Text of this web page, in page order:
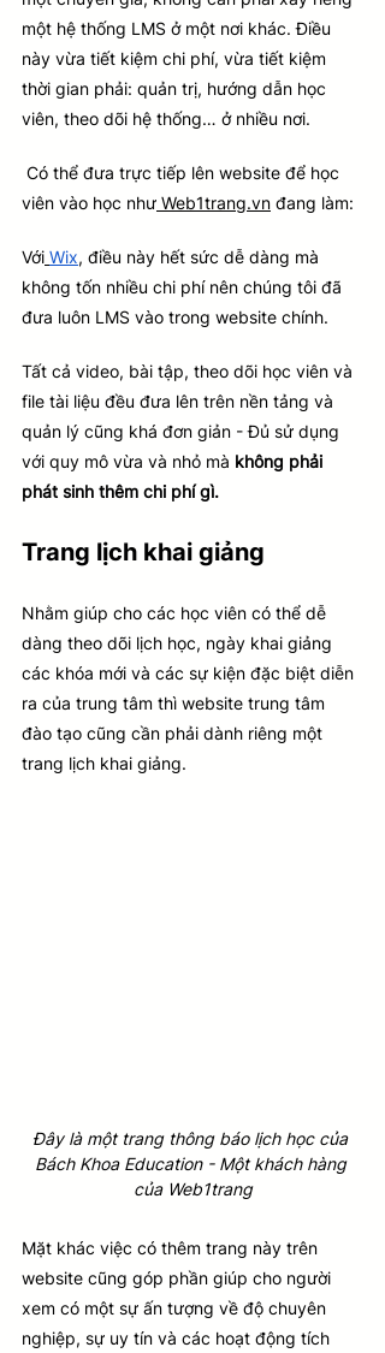
một hệ thống LMS ở một nơi khác. Điều
này vừa tiết kiệm chi phí, vừa tiết kiệm
thời gian phải: quản trị, hướng dẫn học
viên, theo dõi hệ thống… ở nhiều nơi.
Có thể đưa trực tiếp lên website để học
viên vào học như Web1trang.vn đang làm:
Với Wix, điều này hết sức dễ dàng mà
không tốn nhiều chi phí nên chúng tôi đã
đưa luôn LMS vào trong website chính.
Tất cả video, bài tập, theo dõi học viên và
file tài liệu đều đưa lên trên nền tảng và
quản lý cũng khá đơn giản - Đủ sử dụng
với quy mô vừa và nhỏ mà không phải
phát sinh thêm chi phí gì.
Trang lịch khai giảng
Nhằm giúp cho các học viên có thể dễ
dàng theo dõi lịch học, ngày khai giảng
các khóa mới và các sự kiện đặc biệt diễn
ra của trung tâm thì website trung tâm
đào tạo cũng cần phải dành riêng một
trang lịch khai giảng.
Đây là một trang thông báo lịch học của
Bách Khoa Education - Một khách hàng
của Web1trang
Mặt khác việc có thêm trang này trên
website cũng góp phần giúp cho người
xem có một sự ấn tượng về độ chuyên
nghiệp, sự uy tín và các hoạt động tích